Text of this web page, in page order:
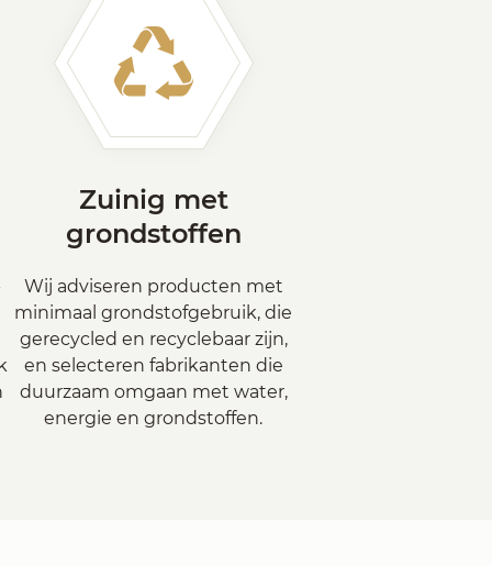
Zuinig met
grondstoffen
Wij adviseren producten met
minimaal grondstofgebruik, die
gerecycled en recyclebaar zijn,
en selecteren fabrikanten die
duurzaam omgaan met water,
energie en grondstoffen.